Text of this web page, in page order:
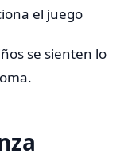
el juego
se sienten lo